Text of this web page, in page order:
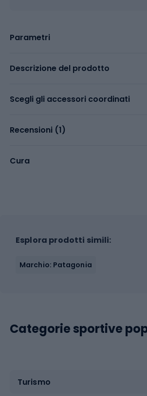
Parametri
Descrizione del prodotto
Scegli gli accessori coordinati
Recensioni (1)
Cura
Esplora prodotti simili:
Marchio: Patagonia
Categorie sportive
Turismo